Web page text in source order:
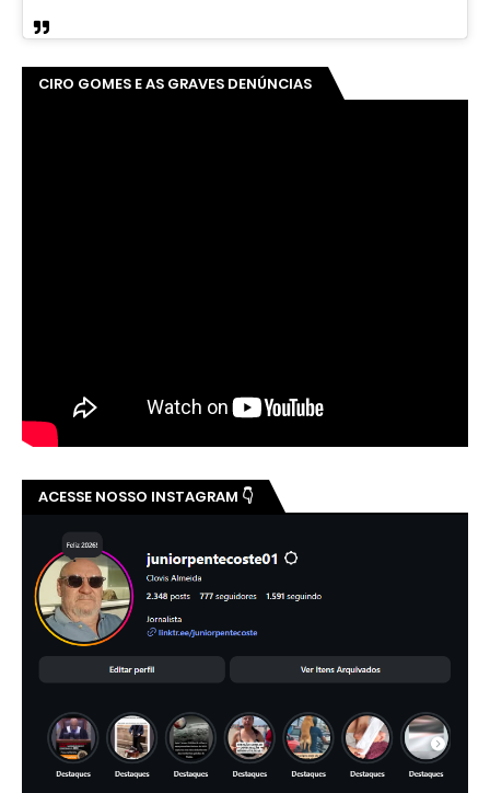
CIRO GOMES E AS GRAVES DENÚNCIAS
ACESSE NOSSO INSTAGRAM 👇